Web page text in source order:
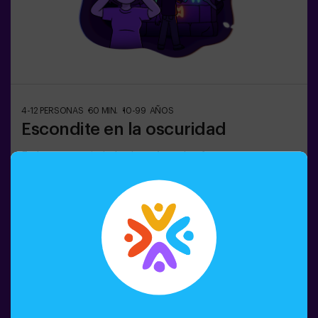
4-12 PERSONAS 60 MIN. 10-99 AÑOS
Escondite en la oscuridad
habitaciones sombrías, los ciudadanos asustados se
esconden... ¿Puedes confiar en tu intuición, oído, olfato
y percepción táctil para esconderte en el laberinto y
luego encontrar a tus amigos?🔦 Escondite en la
Oscuridad es un juego inmersivo sensorial inspirado en
las escondidas de siempre, pero llevado a otro nivel:
movimiento, adrenalina y emoción real en completa
oscuridad. No es un escape room clásico: aquí vives la
acción en primera persona.La sala es segura y
Reservar